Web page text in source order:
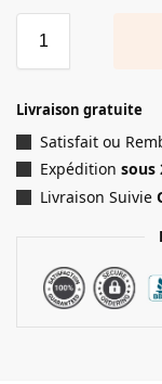
Livraison gratuite
Satisfait ou
Expédition sous
Livraison Suivie